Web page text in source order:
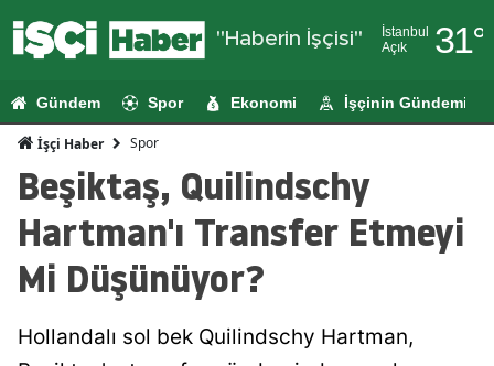
"Haberin İşçisi"
İstanbul
Açık
31°
Adıyaman
Amasya
Antalya
Gündem Spor Ekonomi İşçinin Gündemi
İşçi Haber Spor
Beşiktaş, Quilindschy
Hartman'ı Transfer Etmeyi
Mi Düşünüyor?
Hollandalı sol bek Quilindschy Hartman,